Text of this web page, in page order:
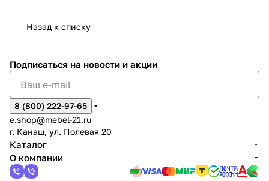
2
Назад к списку
Подписаться на новости и акции
8 (800) 222-97-65
e.shop@mebel-21.ru
г. Канаш, ул. Полевая 20
Каталог
О компании